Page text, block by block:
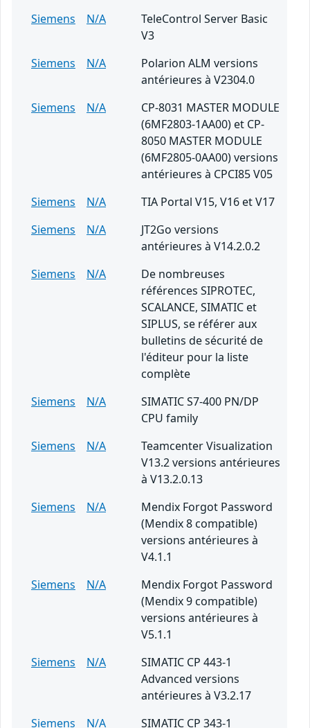
Siemens
N/A
TeleControl Server Basic
V3
Siemens
N/A
Polarion ALM versions
antérieures à V2304.0
Siemens
N/A
CP-8031 MASTER MODULE
(6MF2803-1AA00) et CP-
8050 MASTER MODULE
(6MF2805-0AA00) versions
antérieures à CPCI85 V05
Siemens
N/A
TIA Portal V15, V16 et V17
Siemens
N/A
JT2Go versions
antérieures à V14.2.0.2
Siemens
N/A
De nombreuses
références SIPROTEC,
SCALANCE, SIMATIC et
SIPLUS, se référer aux
bulletins de sécurité de
l'éditeur pour la liste
complète
Siemens
N/A
SIMATIC S7-400 PN/DP
CPU family
Siemens
N/A
Teamcenter Visualization
V13.2 versions antérieures
à V13.2.0.13
Siemens
N/A
Mendix Forgot Password
(Mendix 8 compatible)
versions antérieures à
V4.1.1
Siemens
N/A
Mendix Forgot Password
(Mendix 9 compatible)
versions antérieures à
V5.1.1
Siemens
N/A
SIMATIC CP 443-1
Advanced versions
antérieures à V3.2.17
Siemens
N/A SIMATIC CP 343-1